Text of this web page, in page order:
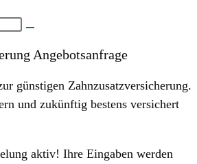
Angebotsanfrage
günstigen Zahnzusatzversicherung.
und zukünftig bestens versichert
aktiv! Ihre Eingaben werden